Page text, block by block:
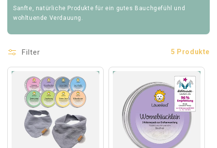
Sanfte, natürliche Produkte für ein gutes Bauchgefühl und
wohltuende Verdauung.
Filter 5 Produkte